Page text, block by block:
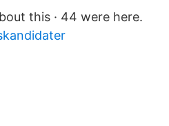
this · 44 were here.